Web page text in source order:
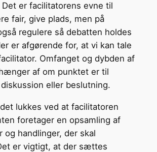
Det er facilitatorens evne til
fair, give plads, men på
regulere så debatten holdes
er afgørende for, at vi kan tale
Omfanget og dybden af
af om punktet er til
eller beslutning.
lukkes ved at facilitatoren
foretager en opsamling af
og handlinger, der skal
er vigtigt, at der sættes